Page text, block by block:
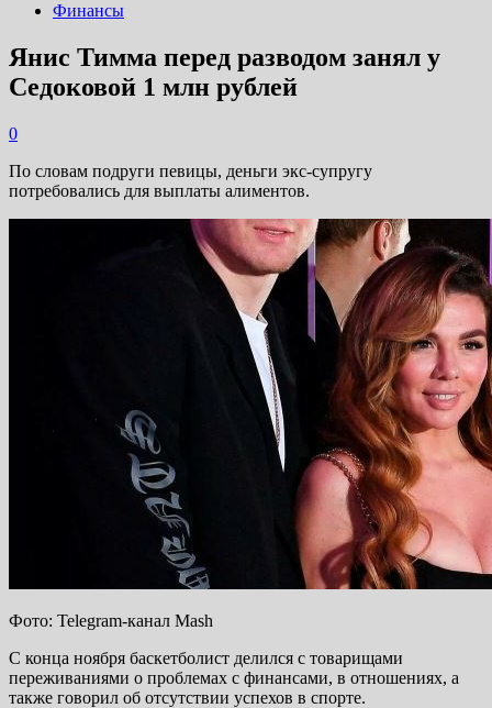
Финансы
Янис Тимма перед разводом занял у
Седоковой 1 млн рублей
0
По словам подруги певицы, деньги экс-супругу
потребовались для выплаты алиментов.
Фото: Telegram-канал Mash
С конца ноября баскетболист делился с товарищами
переживаниями о проблемах с финансами, в отношениях, а
также говорил об отсутствии успехов в спорте.